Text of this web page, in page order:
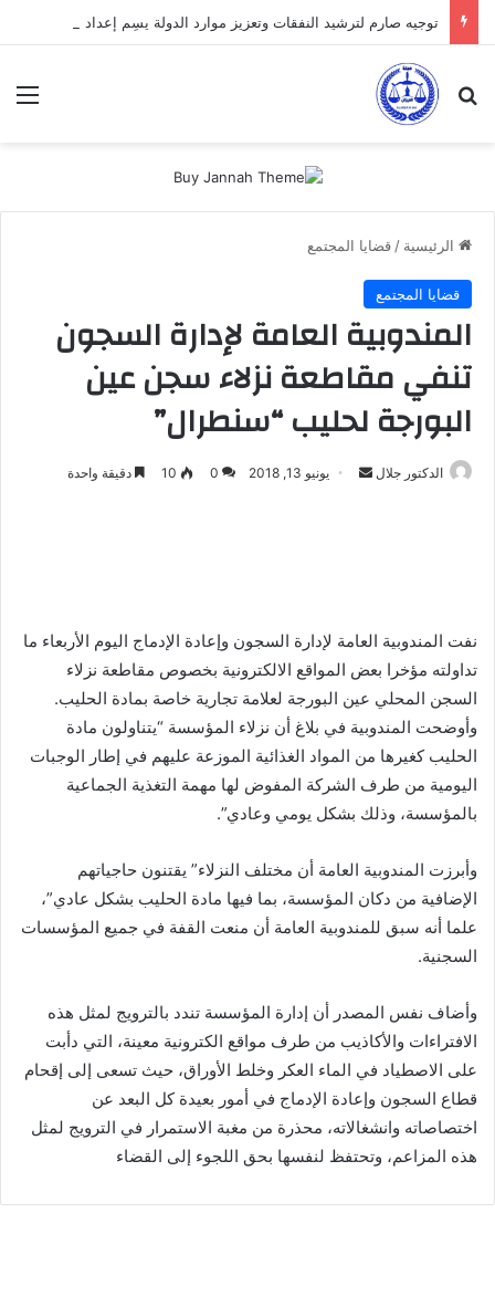
بحث عن
الرئيسية / قضايا المجتمع
قضايا المجتمع
المندوبية العامة لإدارة السجون
تنفي مقاطعة نزلاء سجن عين
البورجة لحليب “سنطرال”
الدكتور جلال
أرسل يونيو 13, 2018 0
10 دقيقة واحدة
نفت المندوبية العامة لإدارة السجون وإعادة الإدماج اليوم الأربعاء ما
تداولته مؤخرا بعض المواقع الالكترونية بخصوص مقاطعة نزلاء
السجن المحلي عين البورجة لعلامة تجارية خاصة بمادة الحليب.
وأوضحت المندوبية في بلاغ أن نزلاء المؤسسة “يتناولون مادة
الحليب كغيرها من المواد الغذائية الموزعة عليهم في إطار الوجبات
اليومية من طرف الشركة المفوض لها مهمة التغذية الجماعية
بالمؤسسة، وذلك بشكل يومي وعادي”.
وأبرزت المندوبية العامة أن مختلف النزلاء” يقتنون حاجياتهم
الإضافية من دكان المؤسسة، بما فيها مادة الحليب بشكل عادي”،
علما أنه سبق للمندوبية العامة أن منعت القفة في جميع المؤسسات
السجنية.
وأضاف نفس المصدر أن إدارة المؤسسة تندد بالترويج لمثل هذه
الافتراءات والأكاذيب من طرف مواقع الكترونية معينة، التي دأبت
على الاصطياد في الماء العكر وخلط الأوراق، حيث تسعى إلى إقحام
قطاع السجون وإعادة الإدماج في أمور بعيدة كل البعد عن
اختصاصاته وانشغالاته، محذرة من مغبة الاستمرار في الترويج لمثل
هذه المزاعم، وتحتفظ لنفسها بحق اللجوء إلى القضاء